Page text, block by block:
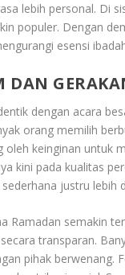
lebih personal. Di
populer. Dengan
esensi
dengan acara
orang memilih
keinginan untuk
kini pada kualitas
justru lebih
Ramadan semakin
transparan.
pihak berwenang.